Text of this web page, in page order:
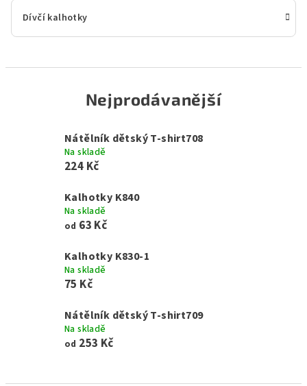
Dívčí kalhotky
Nejprodávanější
Nátělník dětský T-shirt708
Na skladě
224 Kč
Kalhotky K840
Na skladě
od 63 Kč
Kalhotky K830-1
Na skladě
75 Kč
Nátělník dětský T-shirt709
Na skladě
od 253 Kč